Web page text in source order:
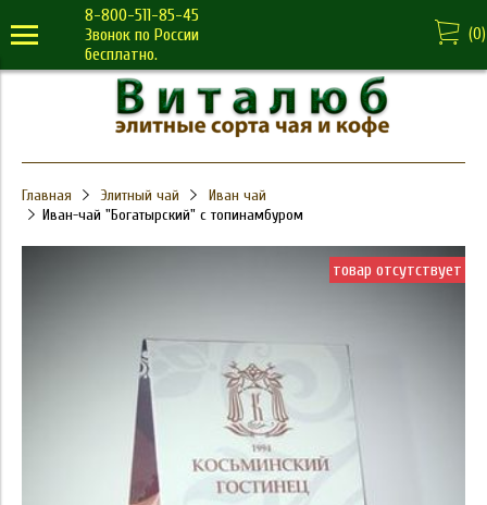
8-800-511-85-45
Звонок по России
бесплатно.
(0)
Главная Элитный чай
Иван чай
Иван-чай "Богатырский" с топинамбуром
товар отсутствует